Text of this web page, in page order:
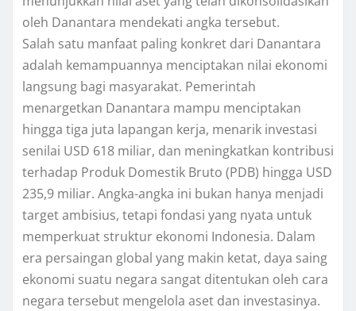
oleh Danantara mendekati angka tersebut.
Salah satu manfaat paling konkret dari Danantara
adalah kemampuannya menciptakan nilai ekonomi
langsung bagi masyarakat. Pemerintah
menargetkan Danantara mampu menciptakan
hingga tiga juta lapangan kerja, menarik investasi
senilai USD 618 miliar, dan meningkatkan kontribusi
terhadap Produk Domestik Bruto (PDB) hingga USD
235,9 miliar. Angka-angka ini bukan hanya menjadi
target ambisius, tetapi fondasi yang nyata untuk
memperkuat struktur ekonomi Indonesia. Dalam
era persaingan global yang makin ketat, daya saing
ekonomi suatu negara sangat ditentukan oleh cara
negara tersebut mengelola aset dan investasinya.